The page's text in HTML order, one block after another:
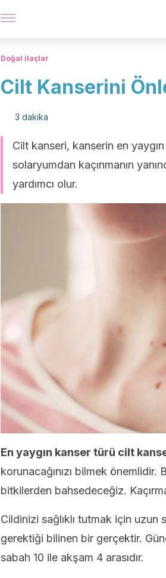
Doğal ilaçlar
Cilt Kanserini
3 dakika
Cilt kanseri, kanserin en
solaryumdan kaçınmanın
yardımcı olur.
En yaygın kanser türü cilt
korunacağınızı bilmek önemlidir.
bitkilerden bahsedeceğiz.
Cildinizi sağlıklı tutmak için uzun
gerektiği bilinen bir gerçektir.
sabah 10 ile akşam 4 arasıdır.